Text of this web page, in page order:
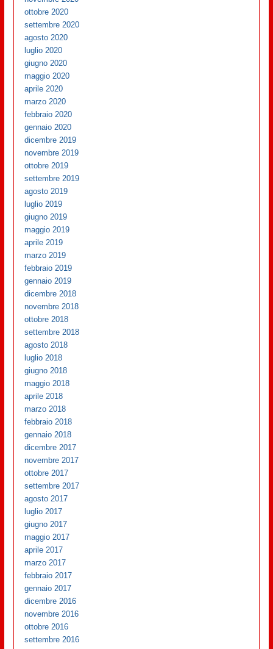
ottobre 2020
settembre 2020
agosto 2020
luglio 2020
giugno 2020
maggio 2020
aprile 2020
marzo 2020
febbraio 2020
gennaio 2020
dicembre 2019
novembre 2019
ottobre 2019
settembre 2019
agosto 2019
luglio 2019
giugno 2019
maggio 2019
aprile 2019
marzo 2019
febbraio 2019
gennaio 2019
dicembre 2018
novembre 2018
ottobre 2018
settembre 2018
agosto 2018
luglio 2018
giugno 2018
maggio 2018
aprile 2018
marzo 2018
febbraio 2018
gennaio 2018
dicembre 2017
novembre 2017
ottobre 2017
settembre 2017
agosto 2017
luglio 2017
giugno 2017
maggio 2017
aprile 2017
marzo 2017
febbraio 2017
gennaio 2017
dicembre 2016
novembre 2016
ottobre 2016
settembre 2016